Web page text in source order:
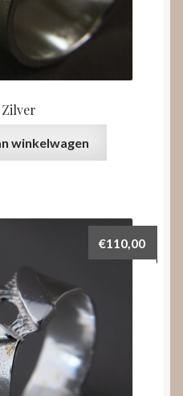
winkelwagen
€110,00